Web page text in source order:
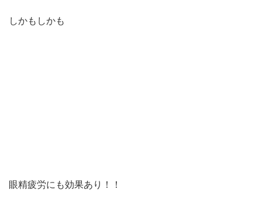
しかもしかも
眼精疲労にも効果あり！！